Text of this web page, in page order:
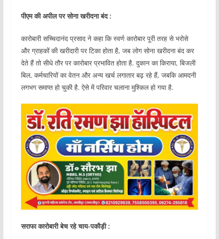
पीएम की अपील पर सोना खरीदना बंद :
कारोबारी सच्चिदानंद प्रसाद ने कहा कि स्वर्ण कारोबार पूरी तरह से भरोसे
और ग्राहकों की खरीदारी पर टिका होता है, जब लोग सोना खरीदना बंद कर
देते हैं तो सीधे तौर पर कारोबार प्रभावित होता है. दुकान का किराया, बिजली
बिल, कर्मचारियों का वेतन और अन्य खर्च लगातार बढ़ रहे हैं, जबकि आमदनी
लगभग समाप्त हो चुकी है. ऐसे में परिवार चलाना मुश्किल हो गया है.
सराफा कारोबारी बेच रहे चाय-पकौड़ी :